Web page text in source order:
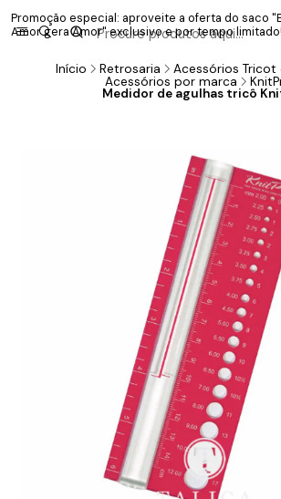
Promoção especial: aproveite a oferta do saco
Amor gera Amor" exclusivo e por tempo limitado!
Início Retrosaria
Acessórios Tricot
Acessórios por marca
Medidor de agulhas tricô